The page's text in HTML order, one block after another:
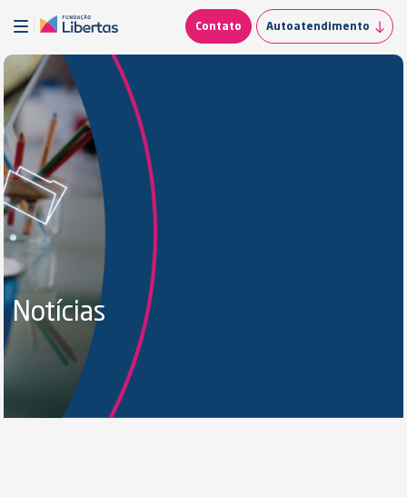
Contato Autoatendimento
Notícias